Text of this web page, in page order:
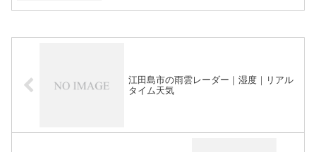
江田島市の雨雲レーダー｜湿度｜リアル
タイム天気